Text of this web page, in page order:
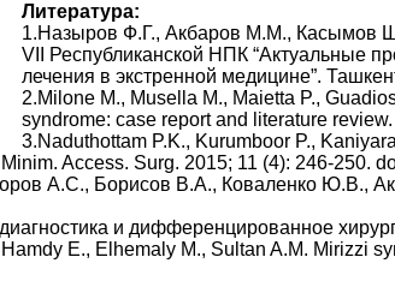
Литература:
1.Назыров Ф.Г., Акбаров М.М., Касымов
VII Республиканской НПК “Актуальные
лечения в экстренной медицине”.
2.Milone M., Musella M., Maietta P.,
syndrome: case report and literature
3.Naduthottam P.K., Kurumboor P.,
Access. Surg. 2015; 11 (4): 246-250.
А.С., Борисов В.А., Коваленко Ю.В.,
и дифференцированное
E., Elhemaly M., Sultan A.M. Mirizzi